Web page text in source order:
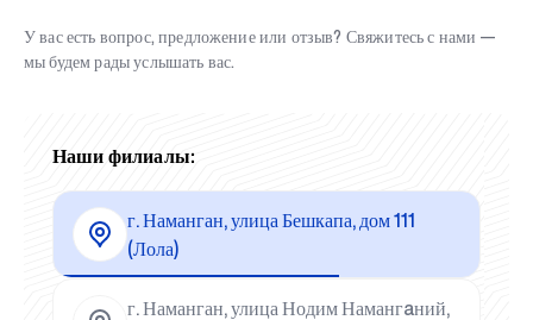
У вас есть вопрос, предложение или отзыв? Свяжитесь с нами —
мы будем рады услышать вас.
Наши филиалы:
г. Наманган, улица Бешкапа, дом 111
(Лола)
г. Наманган, улица Нодим Намангaний,